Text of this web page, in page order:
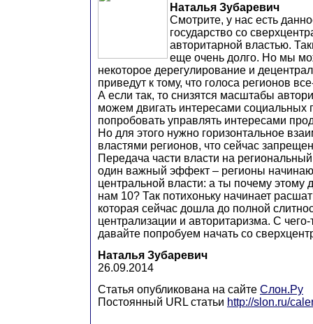
Наталья Зубаревич
Смотрите, у нас есть
государство со
авторитарной властью.
еще очень долго. Но мы
некоторое дерегулирование и
приведут к тому, что голоса регионов
А если так, то снизятся масштабы
можем двигать интересами социальных
попробовать управлять интересами
Но для этого нужно горизонтальное
властями регионов, что сейчас
Передача части власти на
один важный эффект – регионы
центральной власти: а ты почему этому
нам 10? Так потихоньку начинает
которая сейчас дошла до полной
централизации и авторитаризма. С чего-
давайте попробуем начать со
Наталья Зубаревич
26.09.2014
Статья опубликована на сайте Слон.Ру
Постоянный URL статьи http://slon.ru/